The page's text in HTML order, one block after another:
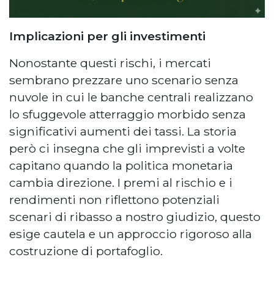
Implicazioni per gli investimenti
Nonostante questi rischi, i mercati
sembrano prezzare uno scenario senza
nuvole in cui le banche centrali realizzano
lo sfuggevole atterraggio morbido senza
significativi aumenti dei tassi. La storia
però ci insegna che gli imprevisti a volte
capitano quando la politica monetaria
cambia direzione. I premi al rischio e i
rendimenti non riflettono potenziali
scenari di ribasso a nostro giudizio, questo
esige cautela e un approccio rigoroso alla
costruzione di portafoglio.